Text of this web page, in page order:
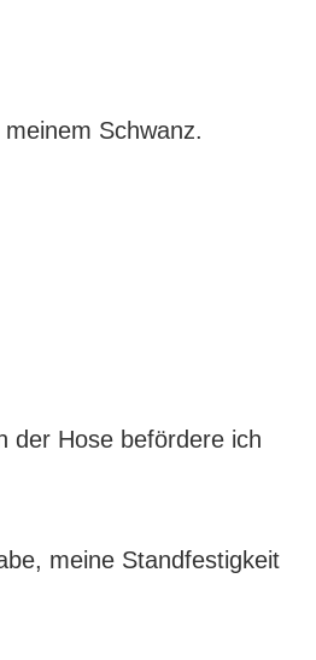
Schwanz.
der Hose befördere ich
meine Standfestigkeit